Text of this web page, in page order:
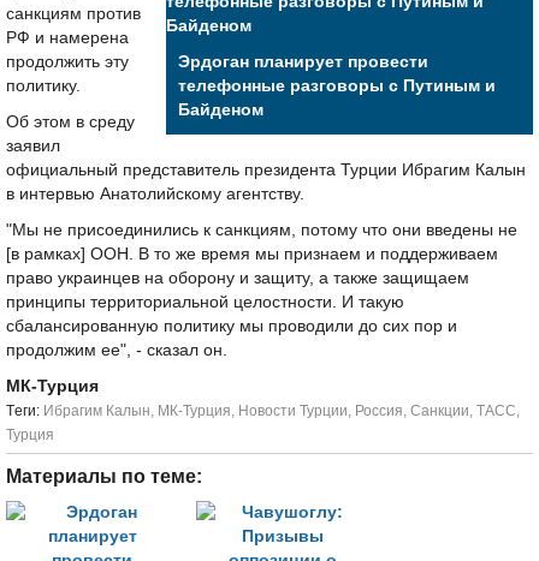
Эрдоган планирует провести
телефонные разговоры с Путиным и
Байденом
санкциям против
РФ и намерена
продолжить эту
политику.
Об этом в среду
заявил
официальный представитель президента Турции Ибрагим Калын
в интервью Анатолийскому агентству.
"Мы не присоединились к санкциям, потому что они введены не
[в рамках] ООН. В то же время мы признаем и поддерживаем
право украинцев на оборону и защиту, а также защищаем
принципы территориальной целостности. И такую
сбалансированную политику мы проводили до сих пор и
продолжим ее", - сказал он.
МК-Турция
Tеги: Ибрагим Калын, МК-Турция, Новости Турции, Россия, Санкции, ТАСС,
Турция
Материалы по теме: